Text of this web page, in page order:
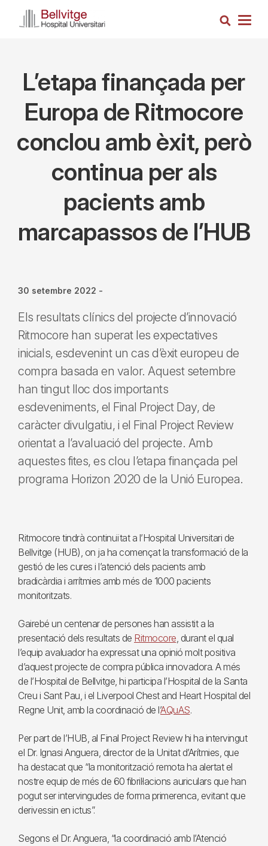
Cerca
L’etapa finançada per
Europa de Ritmocore
conclou amb èxit, però
continua per als
pacients amb
marcapassos de l’HUB
30 setembre 2022 -
Els resultats clínics del projecte d’innovació
Ritmocore han superat les expectatives
inicials, esdevenint un cas d’èxit europeu de
compra basada en valor. Aquest setembre
han tingut lloc dos importants
esdeveniments, el Final Project Day, de
caràcter divulgatiu, i el Final Project Review
orientat a l’avaluació del projecte. Amb
aquestes fites, es clou l’etapa finançada pel
programa Horizon 2020 de la Unió Europea.
Ritmocore tindrà continuïtat a l’Hospital Universitari de
Bellvitge (HUB), on ja ha començat la transformació de la
gestió de les cures i l’atenció dels pacients amb
bradicàrdia i arrítmies amb més de 1000 pacients
monitoritzats.
Gairebé un centenar de persones han assistit a la
presentació dels resultats de Ritmocore, durant el qual
l’equip avaluador ha expressat una opinió molt positiva
d’aquest projecte de compra pública innovadora. A més
de l’Hospital de Bellvitge, hi participa l’Hospital de la Santa
Creu i Sant Pau, i el Liverpool Chest and Heart Hospital del
Regne Unit, amb la coordinació de l’AQuAS.
Per part de l’HUB, al Final Project Review hi ha intervingut
el Dr. Ignasi Anguera, director de la Unitat d’Arítmies, que
ha destacat que “la monitorització remota ha alertat el
nostre equip de més de 60 fibril·lacions auriculars que han
pogut ser intervingudes de forma primerenca, evitant que
derivessin en ictus”.
Segons el Dr. Anguera, “la coordinació amb l’Atenció